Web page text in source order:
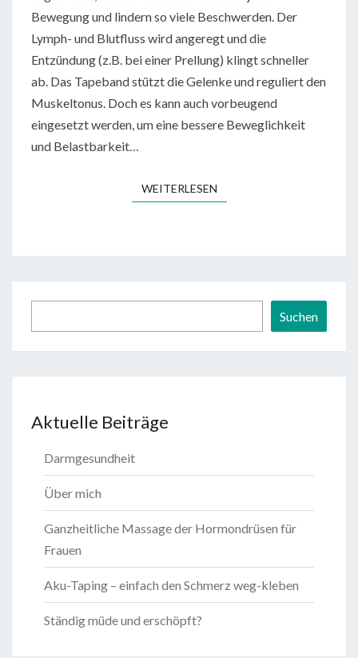
Bewegung und lindern so viele Beschwerden. Der
Lymph- und Blutfluss wird angeregt und die
Entzündung (z.B. bei einer Prellung) klingt schneller
ab. Das Tapeband stützt die Gelenke und reguliert den
Muskeltonus. Doch es kann auch vorbeugend
eingesetzt werden, um eine bessere Beweglichkeit
und Belastbarkeit…
WEITERLESENWEITERLESEN
Suchen
Aktuelle Beiträge
Darmgesundheit
Über mich
Ganzheitliche Massage der Hormondrüsen für
Frauen
Aku-Taping – einfach den Schmerz weg-kleben
Ständig müde und erschöpft?